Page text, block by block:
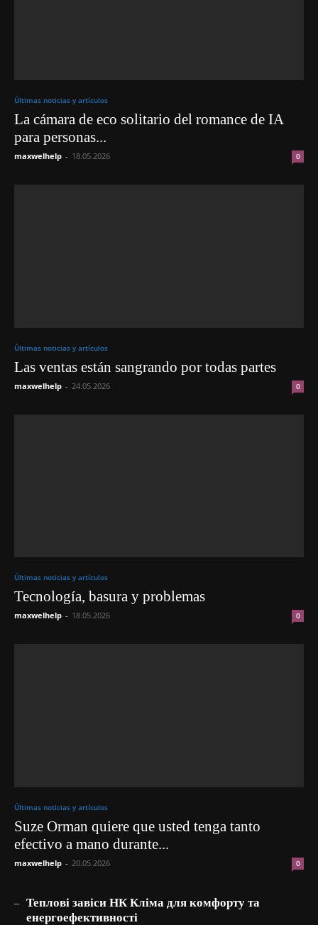
Últimas noticias y artículos
La cámara de eco solitario del romance de IA
para personas...
maxwelhelp - 18.05.2026 0
Últimas noticias y artículos
Las ventas están sangrando por todas partes
maxwelhelp - 24.05.2026 0
Últimas noticias y artículos
Tecnología, basura y problemas
maxwelhelp - 18.05.2026 0
Últimas noticias y artículos
Suze Orman quiere que usted tenga tanto
efectivo a mano durante...
maxwelhelp - 20.05.2026 0
Теплові завіси НК Кліма для комфорту та
енергоефективності